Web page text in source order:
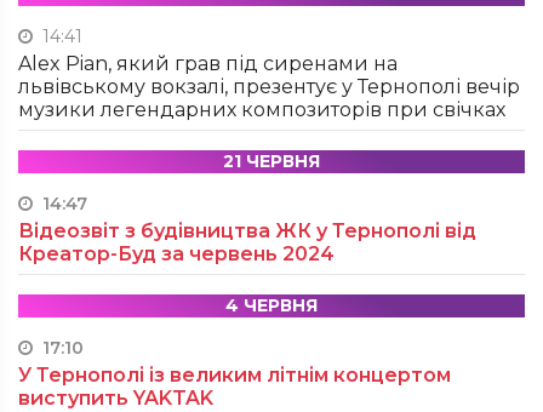
14:41
Alex Pian, який грав під сиренами на
львівському вокзалі, презентує у Тернополі вечір
музики легендарних композиторів при свічках
21 ЧЕРВНЯ
14:47
Відеозвіт з будівництва ЖК у Тернополі від
Креатор-Буд за червень 2024
4 ЧЕРВНЯ
17:10
У Тернополі із великим літнім концертом
виступить YAKTAK